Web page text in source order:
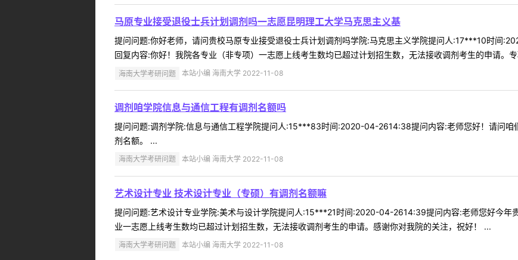
马原专业接受退役士兵计划调剂吗一志愿昆明理工大学马克思主义基
提问问题:你好老师，请问贵校马原专业接受退役士兵计划调剂吗学院:马克思主义学院提问人:17***10时间
回复内容:你好！我院各专业（非专项）一志愿上线考生数均已超过计划招生数，无法接收调剂考生的申请。
海南大学考研问题 本站小编 海南大学 2022-11-08
调剂咱学院信息与通信工程有调剂名额吗
提问问题:调剂学院:信息与通信工程学院提问人:15***83时间:2020-04-2614:38提问内容:老师您好！请问咱
剂名额。 ...
海南大学考研问题 本站小编 海南大学 2022-11-08
艺术设计专业 技术设计专业（专硕）有调剂名额嘛
提问问题:艺术设计专业学院:美术与设计学院提问人:15***21时间:2020-04-2614:39提问内容:老师您好今年
业一志愿上线考生数均已超过计划招生数，无法接收调剂考生的申请。感谢你对我院的关注，祝好！ ...
海南大学考研问题 本站小编 海南大学 2022-11-08